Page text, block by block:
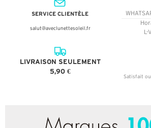
SERVICE CLIENTÈLE
salut@aveclunettesoleil.fr
LIVRAISON SEULEMENT
5,90 €
Satisfait ou